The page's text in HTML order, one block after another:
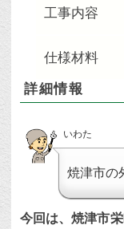
工事内容
仕様材料
詳細情報
いわた
焼津市の
今回は、焼津市